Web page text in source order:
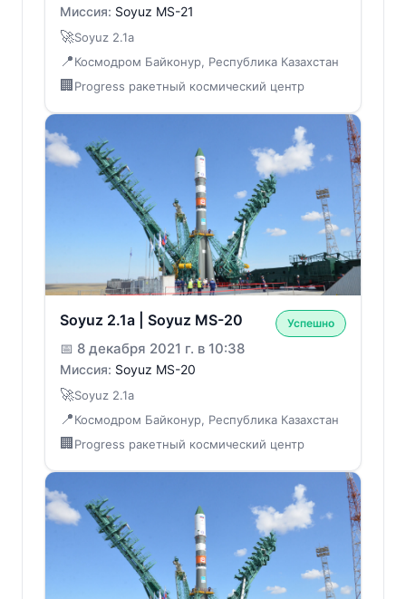
Миссия: Soyuz MS-21
🚀Soyuz 2.1a
📍Космодром Байконур, Республика Казахстан
🏢 Progress ракетный космический центр
Soyuz 2.1a | Soyuz MS-20 Успешно
📅 8 декабря 2021 г. в 10:38
Миссия: Soyuz MS-20
🚀Soyuz 2.1a
📍Космодром Байконур, Республика Казахстан
🏢 Progress ракетный космический центр